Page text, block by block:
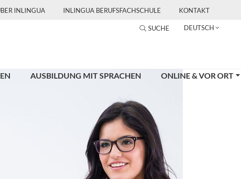
INLINGUA INLINGUA BERUFSFACHSCHULE KONTAKT
SUCHE DEUTSCH
AUSBILDUNG MIT SPRACHEN ONLINE & VOR ORT